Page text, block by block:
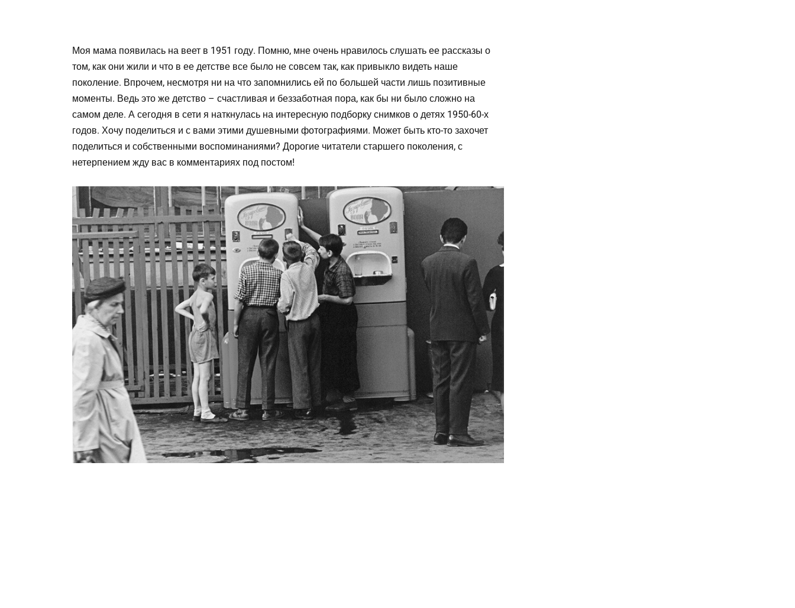
Моя мама появилась на веет в 1951 году. Помню, мне очень нравилось слушать ее рассказы о
том, как они жили и что в ее детстве все было не совсем так, как привыкло видеть наше
поколение. Впрочем, несмотря ни на что запомнились ей по большей части лишь позитивные
моменты. Ведь это же детство – счастливая и беззаботная пора, как бы ни было сложно на
самом деле. А сегодня в сети я наткнулась на интересную подборку снимков о детях 1950-60-х
годов. Хочу поделиться и с вами этими душевными фотографиями. Может быть кто-то захочет
поделиться и собственными воспоминаниями? Дорогие читатели старшего поколения, с
нетерпением жду вас в комментариях под постом!